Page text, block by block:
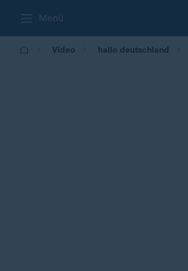
Menü
Video hallo deutschland